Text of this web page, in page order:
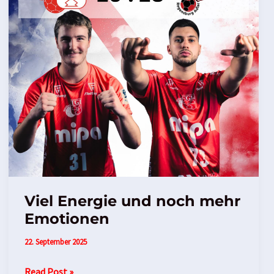
Viel Energie und noch mehr
Emotionen
22. September 2025